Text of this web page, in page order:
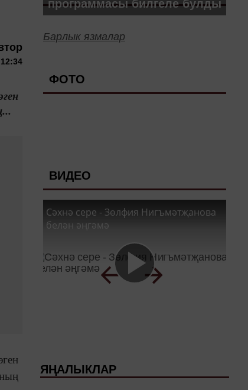
программасы билгеле булды
Барлык язмалар
ФОТО
ВИДЕО
Сәхнә сере - Зөлфия Нигъмәтҗанова
белән әңгәмә
ЯҢАЛЫКЛАР